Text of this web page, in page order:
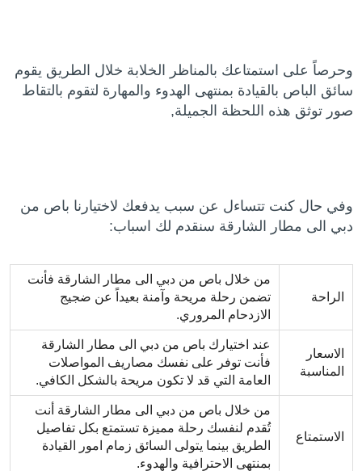
وحرصاً على استمتاعك بالمناظر الخلابة خلال الطريق يقوم
سائق الباص بالقيادة بمنتهى الهدوء والمهارة لتقوم بالتقاط
صور توثق هذه اللحظة الجميلة,
وفي حال كنت تتساءل عن سبب يدفعك لاختيارنا باص من
دبي الى مطار الشارقة سنقدم لك اسباب:
الراحة
من خلال باص من دبي الى مطار الشارقة فأنت
تضمن رحلة مريحة وآمنة بعيداً عن ضجيج
الازدحام المروري.
الاسعار
المناسبة
عند اختيارك باص من دبي الى مطار الشارقة
فأنت توفر على نفسك مصاريف المواصلات
العامة التي قد لا تكون مريحة بالشكل الكافي.
الاستمتاع
من خلال باص من دبي الى مطار الشارقة أنت
تُقدم لنفسك رحلة مميزة تستمتع بكل تفاصيل
الطريق بينما يتولى السائق زمام امور القيادة
بمنتهى الاحترافية والهدوء.